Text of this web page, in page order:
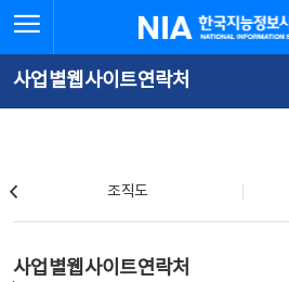
문
로
가
체
뉴
바
가
한국지능정보사회진흥원
사업별웹사이트연락처
조직도
사업별웹사이트연락처